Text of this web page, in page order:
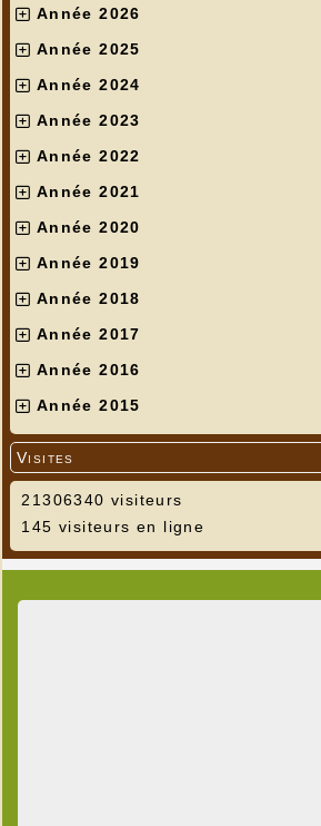
Année 2026
Année 2025
Année 2024
Année 2023
Année 2022
Année 2021
Année 2020
Année 2019
Année 2018
Année 2017
Année 2016
Année 2015
Visites
21306340 visiteurs
145 visiteurs en ligne